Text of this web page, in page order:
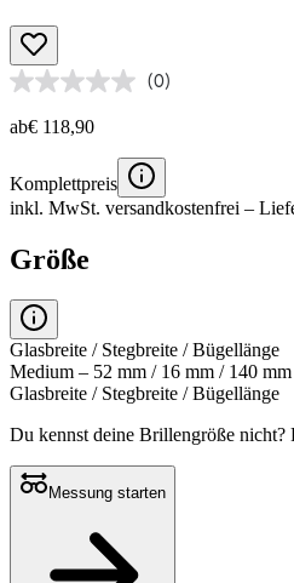
(0)
ab€ 118,90
Komplettpreis
inkl. MwSt. versandkostenfrei –
Größe
Glasbreite / Stegbreite / Bügellänge
Medium – 52 mm / 16 mm / 140 mm
Glasbreite / Stegbreite / Bügellänge
Du kennst deine Brillengröße nicht?
Messung starten